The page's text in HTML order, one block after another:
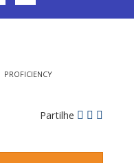
PROFICIENCY
Partilhe